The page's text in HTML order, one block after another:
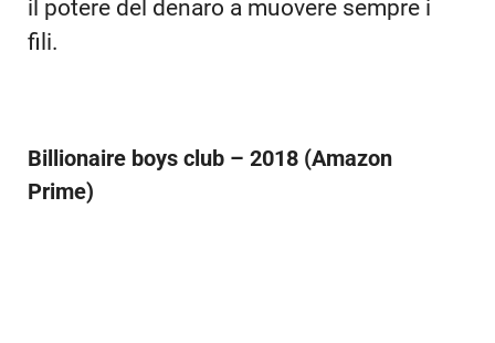
Un intraprendente Matthew
McConaughey ti farà appassionare in
fili.